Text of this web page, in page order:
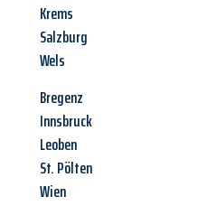
Krems
Salzburg
Wels
Bregenz
Innsbruck
Leoben
St. Pölten
Wien